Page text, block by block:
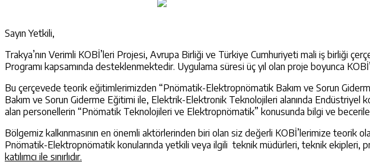
Sayın Yetkili,
Trakya’nın Verimli KOBİ’leri Projesi, Avrupa Birliği ve Türkiye Cumhuriyeti mali iş birliği
Programı kapsamında desteklenmektedir. Uygulama süresi üç yıl olan proje boyunca
Bu çerçevede teorik eğitimlerimizden “Pnömatik-Elektropnömatik Bakım ve Sorun
Bakım ve Sorun Giderme Eğitimi ile, Elektrik-Elektronik Teknolojileri alanında Endüstriyel
alan personellerin “Pnömatik Teknolojileri ve Elektropnömatik” konusunda bilgi ve
Bölgemiz kalkınmasının en önemli aktörlerinden biri olan siz değerli KOBİ’lerimize teorik
Pnömatik-Elektropnömatik konularında yetkili veya ilgili teknik müdürleri, teknik ekipleri,
katılımcı ile sınırlıdır.